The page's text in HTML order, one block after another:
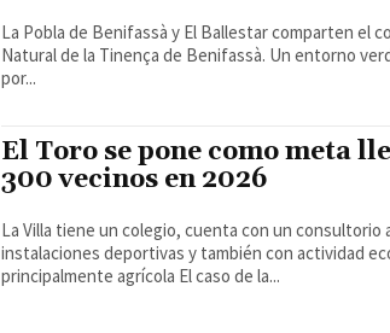
La Pobla de Benifassà y El Ballestar comparten el
Natural de la Tinença de Benifassà. Un entorno
por...
El Toro se pone como meta
300 vecinos en 2026
La Villa tiene un colegio, cuenta con un consultorio
instalaciones deportivas y también con actividad
principalmente agrícola El caso de la...